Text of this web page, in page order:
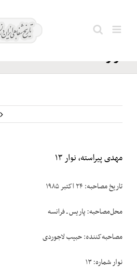
پیراسته،
نوار ۱۳
مهدی پیراسته، نوار ۱۳
تاریخ مصاحبه: ۲۴ اکتبر ۱۹۸۵
محل‌مصاحبه: پاریس ـ فرانسه
مصاحبه‌کننده: حبیب لاجوردی
نوار شماره: ۱۳